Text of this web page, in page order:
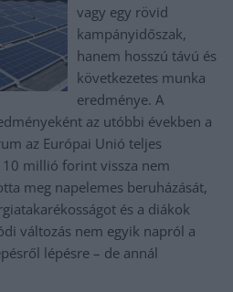
vagy egy rövid
kampányidőszak,
hanem hosszú távú és
következetes munka
eredménye. A
az utóbbi években a
az Európai Unió teljes
millió forint vissza nem
meg napelemes beruházását,
és a diákok
változás nem egyik napról a
lépésre – de annál